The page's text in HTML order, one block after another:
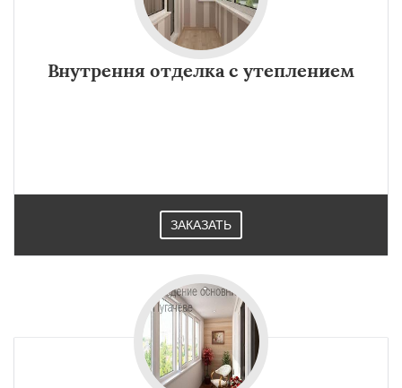
Ртищево Саратов Хвалынск Шиханы
Внутрення отделка с утеплением
ЗАКАЗАТЬ
Даю согласие на обработку персональных данных